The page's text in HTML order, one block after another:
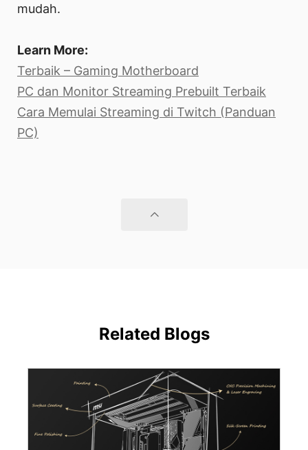
mudah.
Learn More:
Terbaik – Gaming Motherboard
PC dan Monitor Streaming Prebuilt Terbaik
Cara Memulai Streaming di Twitch (Panduan
PC)
Related Blogs